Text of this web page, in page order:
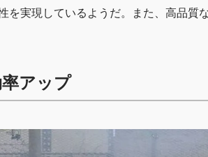
を実現しているようだ。また、高品質
アップ